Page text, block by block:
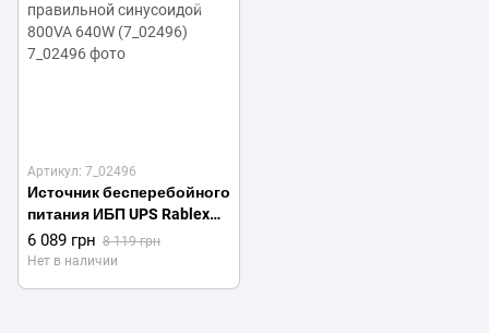
Артикул: 7_02496
Источник бесперебойного
питания ИБП UPS Rablex
RB800 с правильной
синусоидой 800VA 640W
6 089 грн 8 119 грн
Нет в наличии